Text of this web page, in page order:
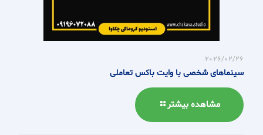
2026/02/26
سینماهای شخصی با وایت باکس تعاملی
مشاهده بیشتر